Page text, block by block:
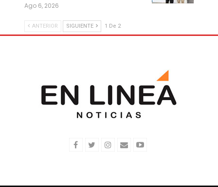
Ago 6, 2026
ANTERIOR SIGUIENTE 1 De 2